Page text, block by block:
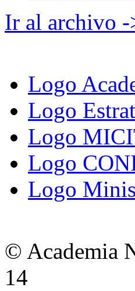
Ir al archivo -
Logo
Logo
Logo
Logo
Logo
© Academia
14